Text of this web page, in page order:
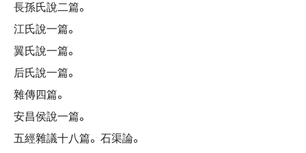
長孫氏說二篇。
江氏說一篇。
翼氏說一篇。
后氏說一篇。
雜傳四篇。
安昌侯說一篇。
五經雜議十八篇。 石渠論。